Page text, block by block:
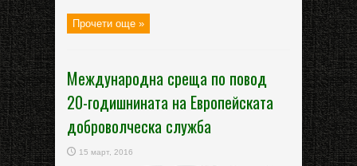
Прочети още »
Международна среща по повод
20-годишнината на Европейската
доброволческа служба
15 март, 2016